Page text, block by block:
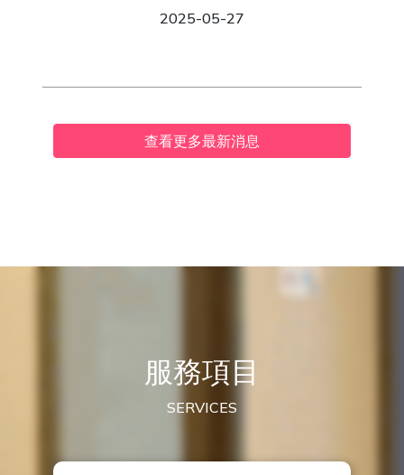
2025-05-27
查看更多最新消息
服務項目
SERVICES